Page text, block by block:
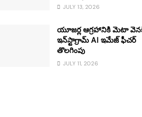
JULY 13, 2026
యూజర్ల ఆగ్రహానికి మెటా
ఇన్‌స్టాగ్రామ్ AI ఇమేజ్ ఫీచర్
తొలగింపు
JULY 11, 2026